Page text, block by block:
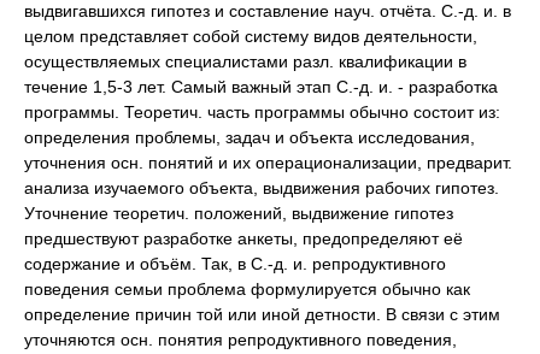
выдвигавшихся гипотез и составление науч. отчёта. С.-д. и. в
целом представляет собой систему видов деятельности,
осуществляемых специалистами разл. квалификации в
течение 1,5-3 лет. Самый важный этап С.-д. и. - разработка
программы. Теоретич. часть программы обычно состоит из:
определения проблемы, задач и объекта исследования,
уточнения осн. понятий и их операционализации, предварит.
анализа изучаемого объекта, выдвижения рабочих гипотез.
Уточнение теоретич. положений, выдвижение гипотез
предшествуют разработке анкеты, предопределяют её
содержание и объём. Так, в С.-д. и. репродуктивного
поведения семьи проблема формулируется обычно как
определение причин той или иной детности. В связи с этим
уточняются осн. понятия репродуктивного поведения,